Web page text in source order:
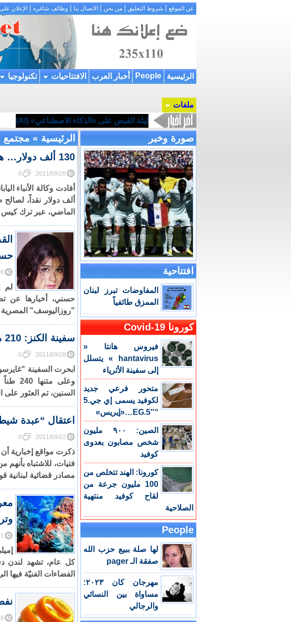
عن الموقع شروط التعليق من نحن الاتصال بنا وظائف شاغرة الإعلان
الرئيسية People أخبار العرب الافتتاحيات تكنولوجيا
ملفات
ليلة القبض على «الذكاء الاصطناعي» (AI)
صورة وخبر
افتتاحية
المفاوضات تبرز لبنان
الممزق طائفياً
كورونا Covid-19
فيروس هانتا «
hantavirus » يتسلل
إلى سفينة الأثرياء
متحور فرعي جديد
لكوفيد يسمى إي جي.5
“EG.5″…«إيريس»
الصين: ٩٠٠ مليون
شخص مصابون بعدوى
كوفيد
كورونا: الهند تتخلص من
100 مليون جرعة من
لقاح كوفيد منتهية
الصلاحية
People
لها صلة ببيع حزب الله
صفقة الـ pager
مهرجان كان ٢٠٢٣:
مساواة بين النسائي
والرجالي
الرئيسية»مجتمع
130 ألف دولار… هبة داخل مرحاض
2011/09/28
0
ألف دولار نقداً،
الماضي، عبر ترك كيس
لم
حسني، أخبارها عن
"روزاليوسف" المصرية
سفينة الكنز: 210 ملايين دولار تحت سطح الماء
2011/09/28
0
وعلى
السنين، تم العثور على
اعتقال “عبدة
2011/09/22
0
فتيات، للاشتباه
مصادر قضائية لبنانية
كل عام، تشهد لندن
الفضاءات الفنيّة